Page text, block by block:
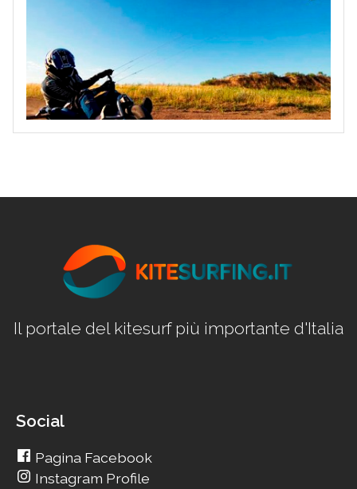
Il portale del kitesurf più importante d'Italia
Social
Pagina Facebook
Instagram Profile